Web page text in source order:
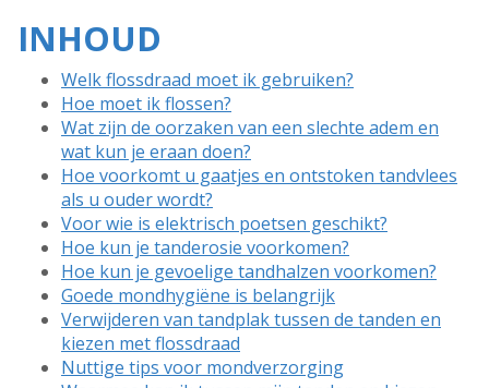
INHOUD
Welk flossdraad moet ik gebruiken?
Hoe moet ik flossen?
Wat zijn de oorzaken van een slechte adem en
wat kun je eraan doen?
Hoe voorkomt u gaatjes en ontstoken tandvlees
als u ouder wordt?
Voor wie is elektrisch poetsen geschikt?
Hoe kun je tanderosie voorkomen?
Hoe kun je gevoelige tandhalzen voorkomen?
Goede mondhygiëne is belangrijk
Verwijderen van tandplak tussen de tanden en
kiezen met flossdraad
Nuttige tips voor mondverzorging